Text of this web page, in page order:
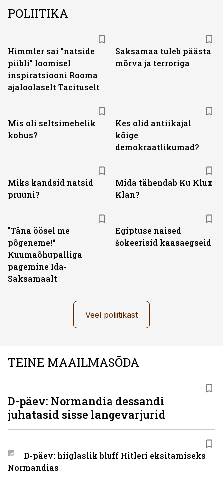
POLIITIKA
Himmler sai "natside
piibli" loomisel
inspiratsiooni Rooma
ajaloolaselt Tacituselt
Saksamaa tuleb päästa
mõrva ja terroriga
Mis oli seltsimehelik
kohus?
Kes olid antiikajal
kõige
demokraatlikumad?
Miks kandsid natsid
pruuni?
Mida tähendab Ku Klux
Klan?
"Täna öösel me
põgeneme!“
Kuumaõhupalliga
pagemine Ida-
Saksamaalt
Egiptuse naised
šokeerisid kaasaegseid
Veel poliitikast
TEINE MAAILMASÕDA
D-päev: Normandia dessandi
juhatasid sisse langevarjurid
D-päev: hiiglaslik bluff Hitleri eksitamiseks
Normandias